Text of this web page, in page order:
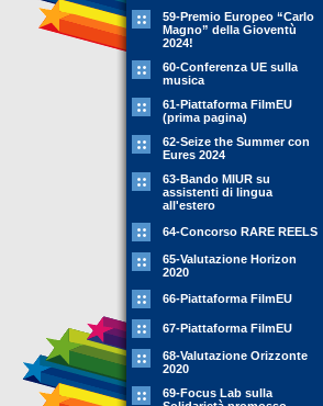
59-Premio Europeo “Carlo
Magno” della Gioventù
2024!
60-Conferenza UE sulla
musica
61-Piattaforma FilmEU
(prima pagina)
62-Seize the Summer con
Eures 2024
63-Bando MIUR su
assistenti di lingua
all'estero
64-Concorso RARE REELS
65-Valutazione Horizon
2020
66-Piattaforma FilmEU
67-Piattaforma FilmEU
68-Valutazione Orizzonte
2020
69-Focus Lab sulla